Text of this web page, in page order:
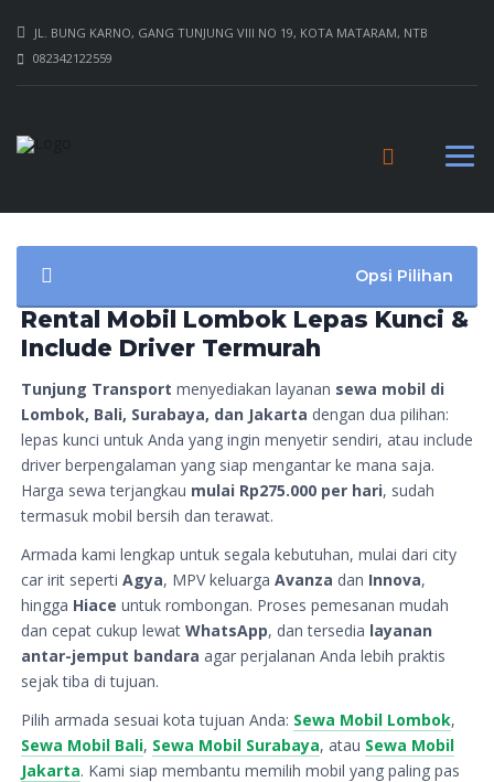
JL. BUNG KARNO, GANG TUNJUNG VIII NO 19, KOTA MATARAM, NTB
082342122559
Opsi Pilihan
Rental Mobil Lombok Lepas Kunci &
Include Driver Termurah
Tunjung Transport menyediakan layanan sewa mobil di
Lombok, Bali, Surabaya, dan Jakarta dengan dua pilihan:
lepas kunci untuk Anda yang ingin menyetir sendiri, atau include
driver berpengalaman yang siap mengantar ke mana saja.
Harga sewa terjangkau mulai Rp275.000 per hari, sudah
termasuk mobil bersih dan terawat.
Armada kami lengkap untuk segala kebutuhan, mulai dari city
car irit seperti Agya, MPV keluarga Avanza dan Innova,
hingga Hiace untuk rombongan. Proses pemesanan mudah
dan cepat cukup lewat WhatsApp, dan tersedia layanan
antar-jemput bandara agar perjalanan Anda lebih praktis
sejak tiba di tujuan.
Pilih armada sesuai kota tujuan Anda: Sewa Mobil Lombok,
Sewa Mobil Bali, Sewa Mobil Surabaya, atau Sewa Mobil
Jakarta. Kami siap membantu memilih mobil yang paling pas